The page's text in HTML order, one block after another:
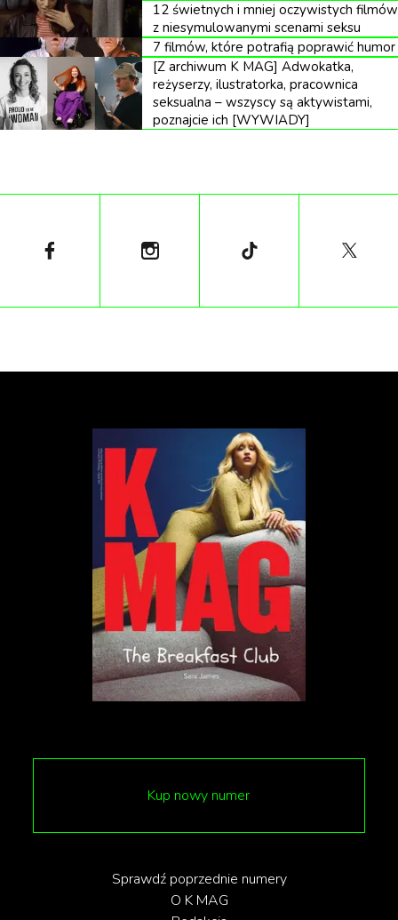
wielu porównuje go do zmarłego
amerykańskiego artysty Jeffa Buckleya, chociaż
wyróżniają go orkiestrowe aranżacje składające
hołd jego arabskiemu dziedzictwu”, napisał o
artyście The Guardian.
warszawskim klubie Stodoła. Bilety znajdziecie u
media.
12 świetnych i mniej oczywistych filmów
z niesymulowanymi scenami seksu
7 filmów, które potrafią poprawić humor
[Z archiwum K MAG] Adwokatka,
reżyserzy, ilustratorka, pracownica
seksualna – wszyscy są aktywistami,
poznajcie ich [WYWIADY]
Kup nowy numer
Sprawdź poprzednie numery
O K MAG